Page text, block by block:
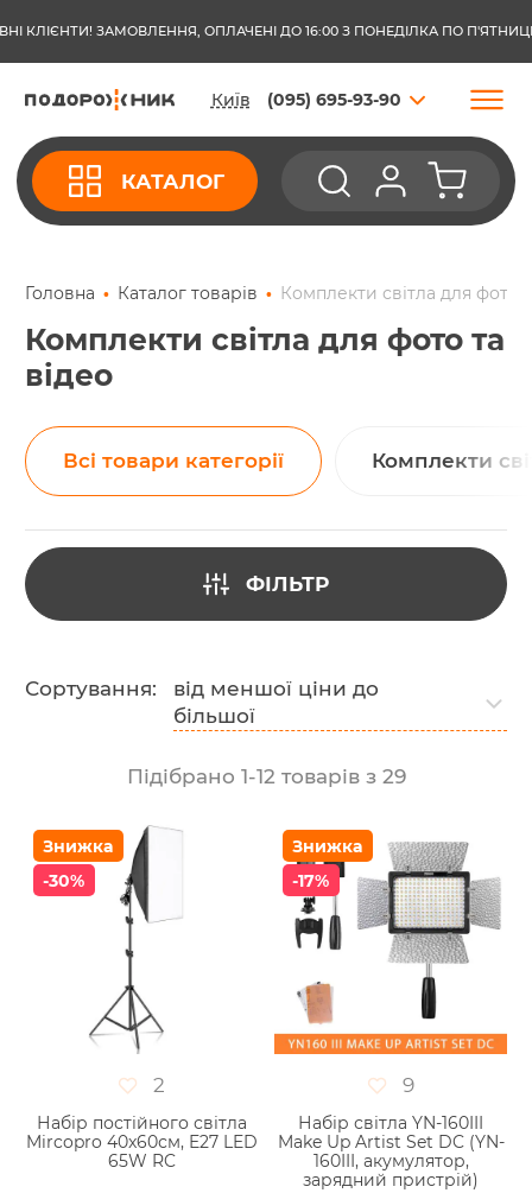
ЗАМОВЛЕННЯ, ОПЛАЧЕНІ ДО 16:00 З ПОНЕДІЛКА ПО П'ЯТНИЦЮ,
Київ (095) 695-93-90
КАТАЛОГ
Головна Каталог товарів Комплекти світла для фото
Комплекти світла для фото та
відео
Всі товари категорії Комплекти
Підібрано 1-12 товарів з 29
Сортування:
від меншої ціни до
більшої
Знижка
-30%
2
Набір постійного світла
Mircopro 40x60см, E27 LED
65W RC
Знижка
-17%
9
Набір світла YN-160III
Make Up Artist Set DC (YN-
160III, акумулятор,
зарядний пристрій)
ФІЛЬТР